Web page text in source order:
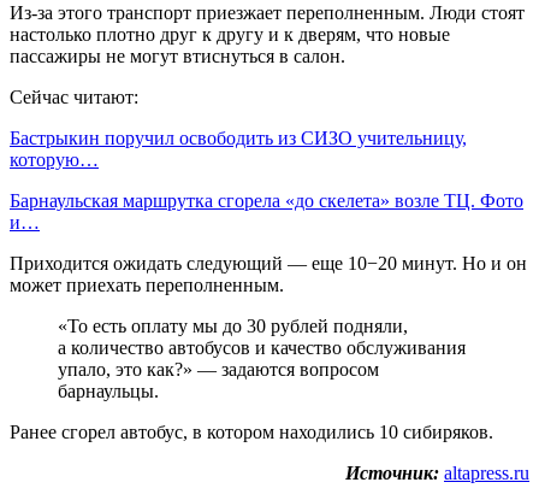
Из-за этого транспорт приезжает переполненным. Люди стоят
настолько плотно друг к другу и к дверям, что новые
пассажиры не могут втиснуться в салон.
Сейчас читают:
Бастрыкин поручил освободить из СИЗО учительницу,
которую…
Барнаульская маршрутка сгорела «до скелета» возле ТЦ. Фото
и…
Приходится ожидать следующий — еще 10−20 минут. Но и он
может приехать переполненным.
«То есть оплату мы до 30 рублей подняли,
а количество автобусов и качество обслуживания
упало, это как?» — задаются вопросом
барнаульцы.
Ранее сгорел автобус, в котором находились 10 сибиряков.
Источник: altapress.ru